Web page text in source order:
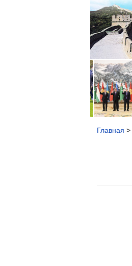
Главная >